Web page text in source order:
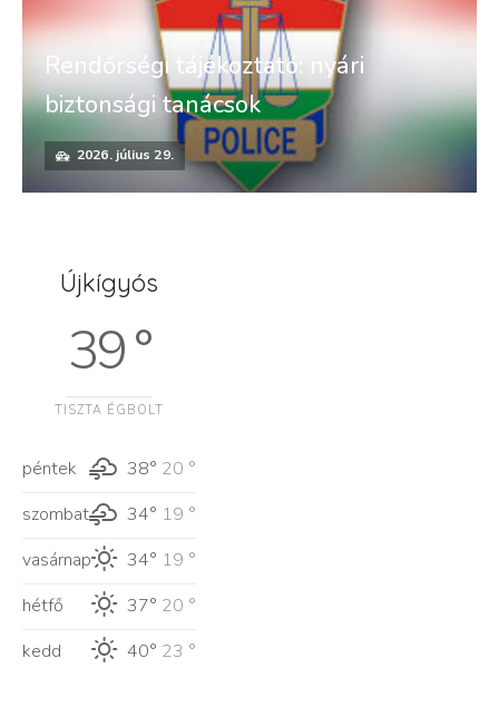
Rendőrségi tájékoztató: nyári
biztonsági tanácsok
2026. július 29.
Újkígyós
39 °
TISZTA ÉGBOLT
péntek 38° 20 °
szombat
34° 19 °
vasárnap
34° 19 °
hétfő
37° 20 °
kedd
40° 23 °